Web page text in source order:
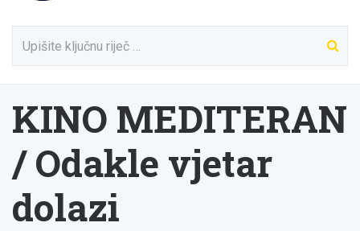
KINO MEDITERAN
/ Odakle vjetar
dolazi